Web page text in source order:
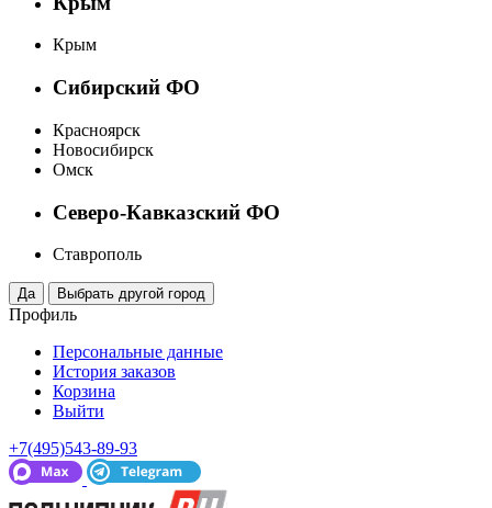
Крым
Сибирский ФО
Красноярск
Новосибирск
Омск
Северо-Кавказский ФО
Ставрополь
Профиль
Персональные данные
История заказов
Корзина
Выйти
+7(495)543-89-93